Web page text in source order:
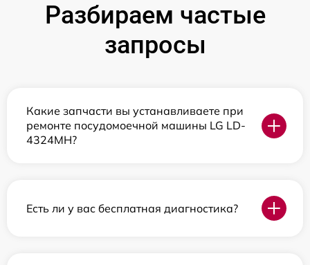
Разбираем частые
запросы
Какие запчасти вы устанавливаете при
ремонте посудомоечной машины LG LD-
4324MH?
Есть ли у вас бесплатная диагностика?